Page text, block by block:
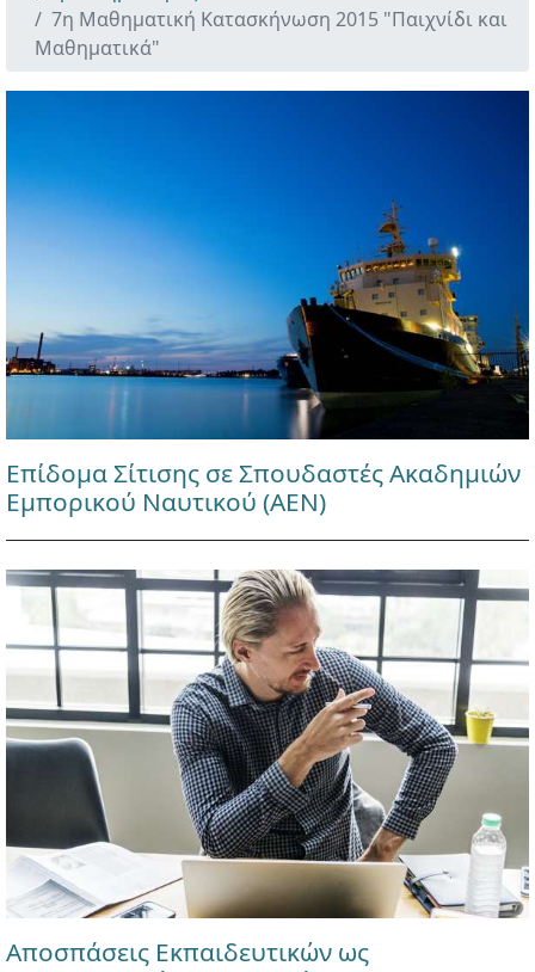
7η Μαθηματική Κατασκήνωση 2015 "Παιχνίδι και
Μαθηματικά"
Επίδομα Σίτισης σε Σπουδαστές Ακαδημιών
Εμπορικού Ναυτικού (ΑΕΝ)
Αποσπάσεις Εκπαιδευτικών ως